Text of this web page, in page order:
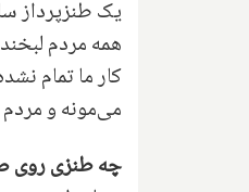
همه مردم
کار ما تمام
می‌مونه و
چه طنزی روی